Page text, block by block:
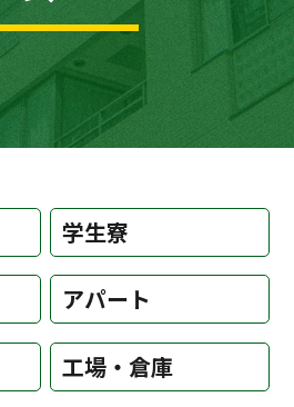
学生寮
アパート
工場・倉庫